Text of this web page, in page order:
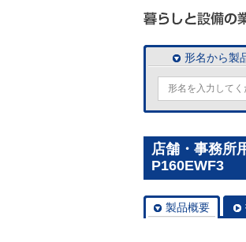
形名から製
店舗・事務所
P160EWF3
製品概要